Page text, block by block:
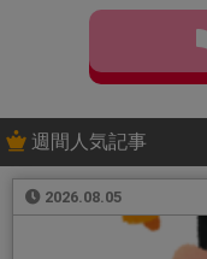
週間人気記事
2026.08.05